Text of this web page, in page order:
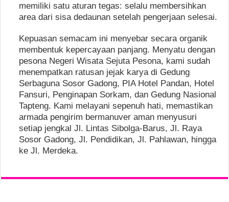
memiliki satu aturan tegas: selalu membersihkan
area dari sisa dedaunan setelah pengerjaan selesai.
Kepuasan semacam ini menyebar secara organik
membentuk kepercayaan panjang. Menyatu dengan
pesona Negeri Wisata Sejuta Pesona, kami sudah
menempatkan ratusan jejak karya di Gedung
Serbaguna Sosor Gadong, PIA Hotel Pandan, Hotel
Fansuri, Penginapan Sorkam, dan Gedung Nasional
Tapteng. Kami melayani sepenuh hati, memastikan
armada pengirim bermanuver aman menyusuri
setiap jengkal Jl. Lintas Sibolga-Barus, Jl. Raya
Sosor Gadong, Jl. Pendidikan, Jl. Pahlawan, hingga
ke Jl. Merdeka.